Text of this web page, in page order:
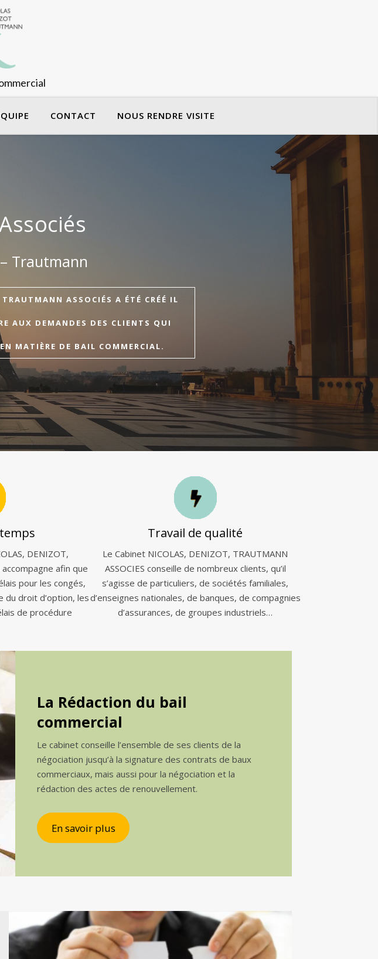
CONTACT NOUS RENDRE VISITE
Trautmann
ASSOCIÉS A ÉTÉ CRÉÉ IL
AUX DEMANDES DES CLIENTS QUI
MATIÈRE DE BAIL COMMERCIAL.
DENIZOT,
accompagne afin que
pour les congés,
du droit d’option, les
de procédure
Travail de qualité
Le Cabinet NICOLAS, DENIZOT, TRAUTMANN
ASSOCIES conseille de nombreux clients, qu’il
s’agisse de particuliers, de sociétés familiales,
d’enseignes nationales, de banques, de compagnies
d’assurances, de groupes industriels…
La Rédaction du bail
commercial
Le cabinet conseille l’ensemble de ses clients de la
négociation jusqu’à la signature des contrats de baux
commerciaux, mais aussi pour la négociation et la
rédaction des actes de renouvellement.
En savoir plus